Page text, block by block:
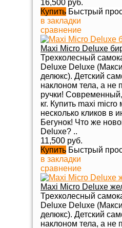
16,500 руб.
Купить Быстрый
в закладки
сравнение
Maxi Micro Deluxe
Трехколесный
Deluxe Deluxe
делюкс). Детский
наклоном тела, а не
ручки! Современный,
кг. Купить maxi
несколько кликов в
Бегунок! Что же
Deluxe? ..
11,500 руб.
Купить Быстрый
в закладки
сравнение
Maxi Micro Deluxe
Трехколесный
Deluxe Deluxe
делюкс). Детский
наклоном тела, а не